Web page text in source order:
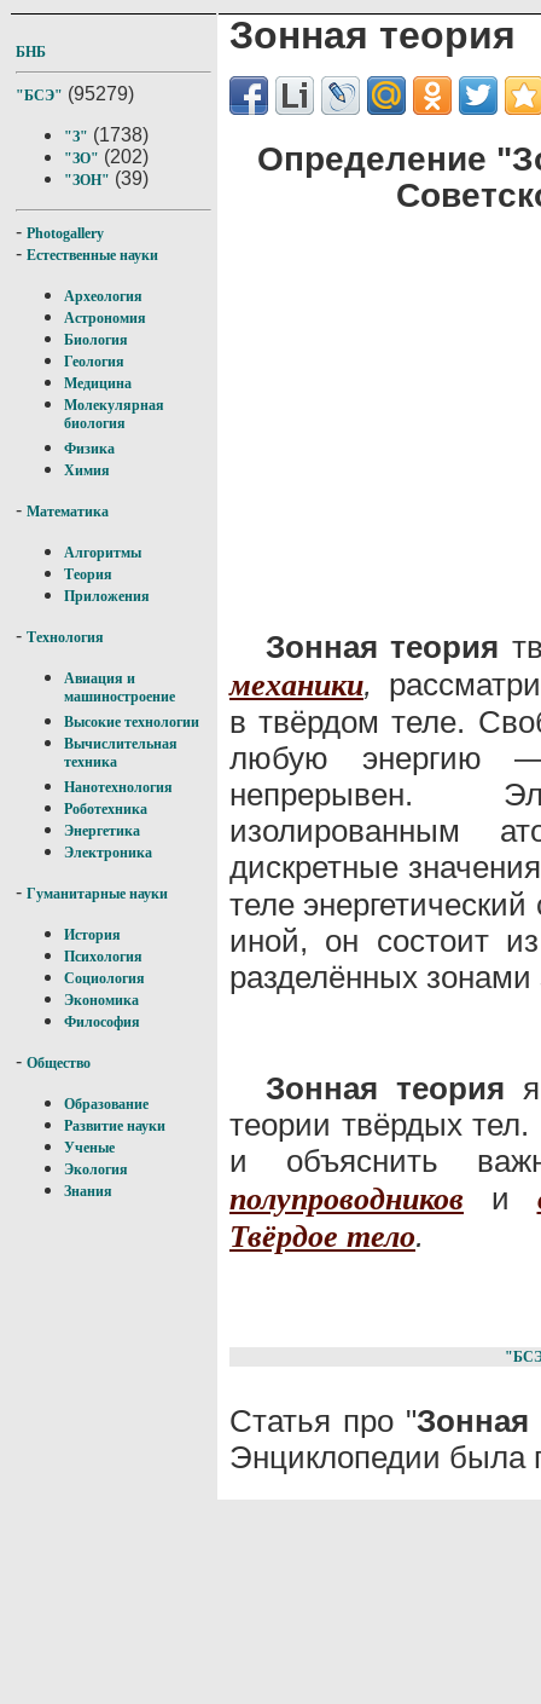
БНБ
"БСЭ" (95279)
"З" (1738)
"ЗО" (202)
"ЗОН" (39)
- Photogallery
- Естественные науки
Археология
Астрономия
Биология
Геология
Медицина
Молекулярная
биология
Физика
Химия
- Математика
Алгоритмы
Теория
Приложения
- Технология
Авиация и
машиностроение
Высокие технологии
Вычислительная
техника
Нанотехнология
Роботехника
Энергетика
Электроника
- Гуманитарные науки
История
Психология
Социология
Экономика
Философия
- Общество
Образование
Развитие науки
Ученые
Экология
Знания
Зонная теория
Определение
Зонная теория
механики,
в твёрдом теле.
любую энергию —
непрерывен.
изолированным
дискретные
теле
иной, он состоит
разделённых
Зонная теория
теории твёрдых
и объяснить
полупроводников и
Твёрдое тело.
Статья про "Зонная
Энциклопедии была